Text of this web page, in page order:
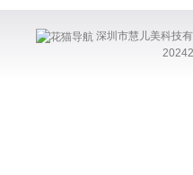
深圳市慧儿美科技